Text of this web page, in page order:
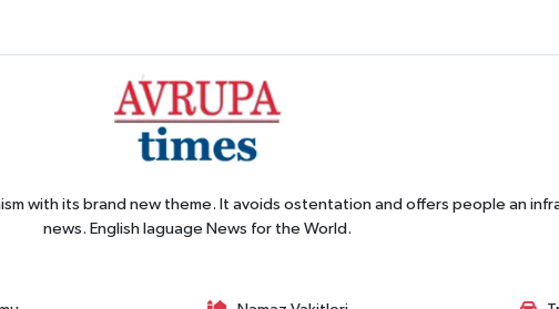
with its brand new theme. It avoids ostentation and offers people an
news. English laguage News for the World.